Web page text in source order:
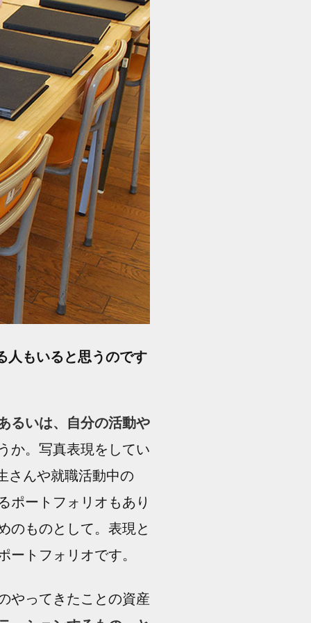
人もいると思うのです
るいは、自分の活動や
か。写真表現をしてい
さんや就職活動中の
ポートフォリオもあり
のものとして。表現と
トフォリオです。
やってきたことの資産